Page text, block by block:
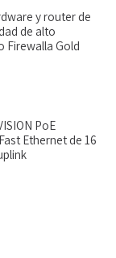
y router de
de alto
Firewalla Gold
PoE
Ethernet de 16